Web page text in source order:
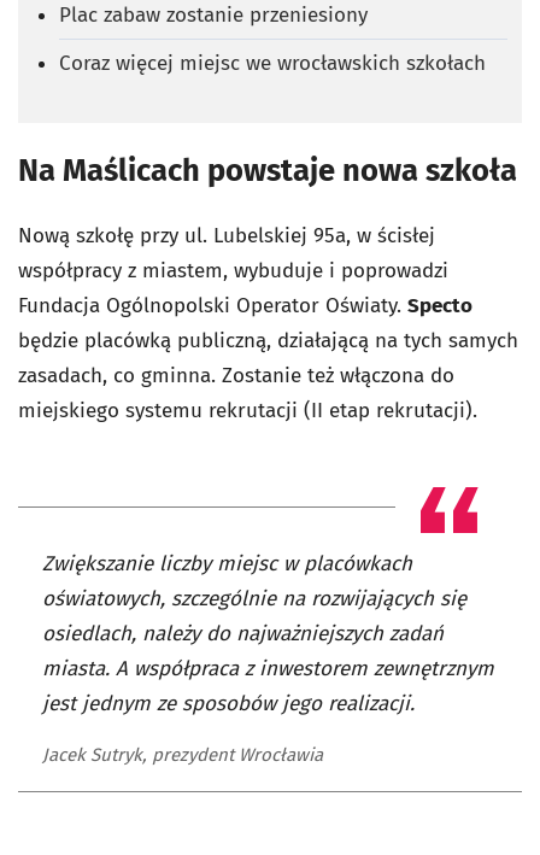
Plac zabaw zostanie przeniesiony
Coraz więcej miejsc we wrocławskich szkołach
Na Maślicach powstaje nowa szkoła
Nową szkołę przy ul. Lubelskiej 95a, w ścisłej
współpracy z miastem, wybuduje i poprowadzi
Fundacja Ogólnopolski Operator Oświaty. Specto
będzie placówką publiczną, działającą na tych samych
zasadach, co gminna. Zostanie też włączona do
miejskiego systemu rekrutacji (II etap rekrutacji).
Zwiększanie liczby miejsc w placówkach
oświatowych, szczególnie na rozwijających się
osiedlach, należy do najważniejszych zadań
miasta. A współpraca z inwestorem zewnętrznym
jest jednym ze sposobów jego realizacji.
Jacek Sutryk, prezydent Wrocławia